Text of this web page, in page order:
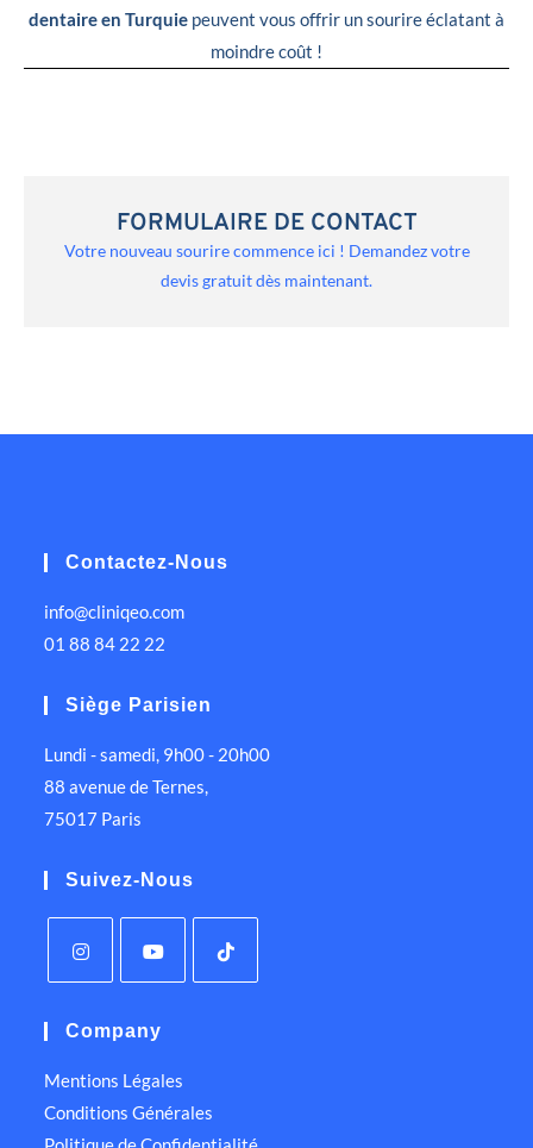
dentaire en Turquie peuvent vous offrir un sourire éclatant à
moindre coût !
FORMULAIRE DE CONTACT
Votre nouveau sourire commence ici ! Demandez votre
devis gratuit dès maintenant.
Contactez-Nous
info@cliniqeo.com
01 88 84 22 22
Siège Parisien
Lundi - samedi, 9h00 - 20h00
88 avenue de Ternes,
75017 Paris
Suivez-Nous
Company
Mentions Légales
Conditions Générales